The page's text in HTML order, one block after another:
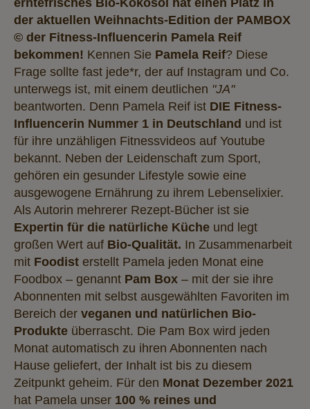
der aktuellen Weihnachts-Edition der PAMBOX
© der Fitness-Influencerin Pamela Reif
bekommen! Kennen Sie Pamela Reif? Diese
Frage sollte fast jede*r, der auf Instagram und Co.
unterwegs ist, mit einem deutlichen "JA"
beantworten. Denn Pamela Reif ist DIE Fitness-
Influencerin Nummer 1 in Deutschland und ist
für ihre unzähligen Fitnessvideos auf Youtube
bekannt. Neben der Leidenschaft zum Sport,
gehören ein gesunder Lifestyle sowie eine
ausgewogene Ernährung zu ihrem Lebenselixier.
Als Autorin mehrerer Rezept-Bücher ist sie
Expertin für die natürliche Küche und legt
großen Wert auf Bio-Qualität. In Zusammenarbeit
mit Foodist erstellt Pamela jeden Monat eine
Foodbox – genannt Pam Box – mit der sie ihre
Abonnenten mit selbst ausgewählten Favoriten im
Bereich der veganen und natürlichen Bio-
Produkte überrascht. Die Pam Box wird jeden
Monat automatisch zu ihren Abonnenten nach
Hause geliefert, der Inhalt ist bis zu diesem
Zeitpunkt geheim. Für den Monat Dezember 2021
hat Pamela unser 100 % reines und